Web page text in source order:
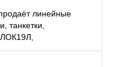
линейные
танкетки,
), РС26Л (